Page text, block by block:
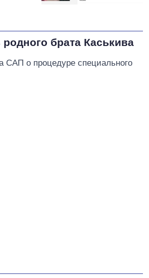
брата Каськива
САП о процедуре специального